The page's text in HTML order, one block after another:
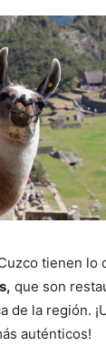
tienen lo
que son
de la región.
auténticos!